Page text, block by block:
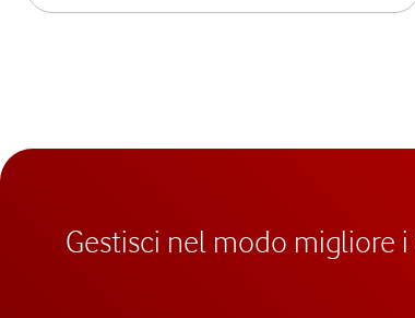
Gestisci nel modo migliore